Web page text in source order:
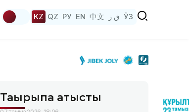
KZ QZ РУ EN 中文 ق ز ЎЗ
Тақырыпқа қатысты